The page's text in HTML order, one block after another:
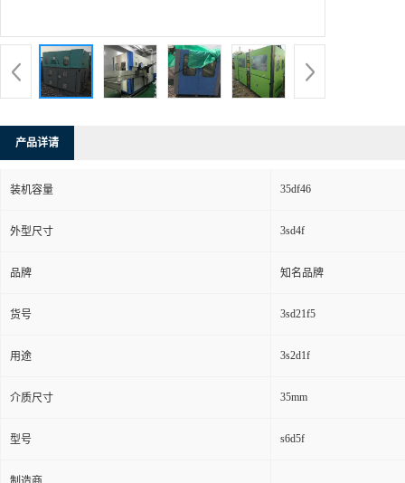
产品详请
装机容量 35df46
外型尺寸 3sd4f
品牌 知名品牌
货号 3sd21f5
用途 3s2d1f
介质尺寸 35mm
型号 s6d5f